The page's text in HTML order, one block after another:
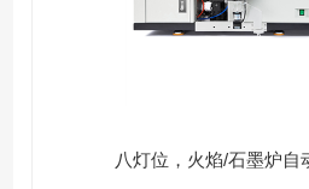
八灯位，火焰/石墨炉自